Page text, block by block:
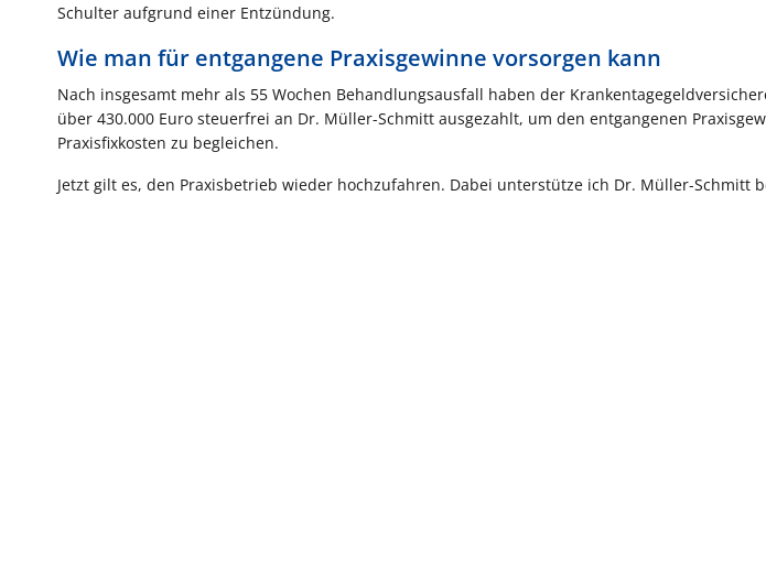
Schulter aufgrund einer Entzündung.
Wie man für entgangene Praxisgewinne vorsorgen kann
Nach insgesamt mehr als 55 Wochen Behandlungsausfall haben der
über 430.000 Euro steuerfrei an Dr. Müller-Schmitt ausgezahlt, um den entgangenen
Praxisfixkosten zu begleichen.
Jetzt gilt es, den Praxisbetrieb wieder hochzufahren. Dabei unterstütze ich Dr. Müller-Schmitt